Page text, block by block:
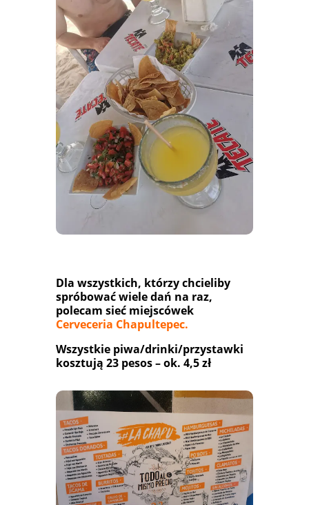
Dla wszystkich, którzy chcieliby
spróbować wiele dań na raz,
polecam sieć miejscówek
Cerveceria Chapultepec.
Wszystkie piwa/drinki/przystawki
kosztują 23 pesos – ok. 4,5 zł